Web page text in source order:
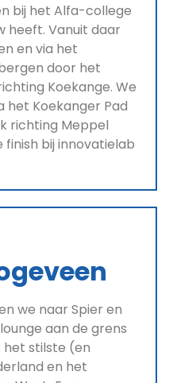
bij het Alfa-college
heeft. Vanuit daar
en via het
door het
Koekange. We
het Koekanger Pad
richting Meppel
bij innovatielab
we naar Spier en
aan de grens
het stilste (en
en het